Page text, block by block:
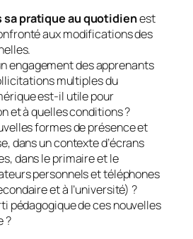
sa pratique au quotidienest
aux modifications des
engagement des apprenants
multiples du
est-il utile pour
et à quelles conditions ?
formes de présence et
dans un contexte d’écrans
dans le primaire et le
personnels et téléphones
et à l’université) ?
pédagogique de ces nouvelles
?